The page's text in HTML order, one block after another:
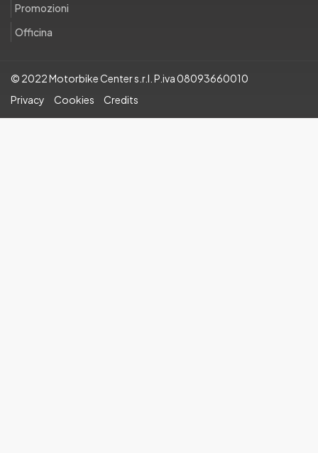
Promozioni
Officina
© 2022 Motorbike Center s.r.l. P.iva 08093660010
Privacy
Cookies Credits